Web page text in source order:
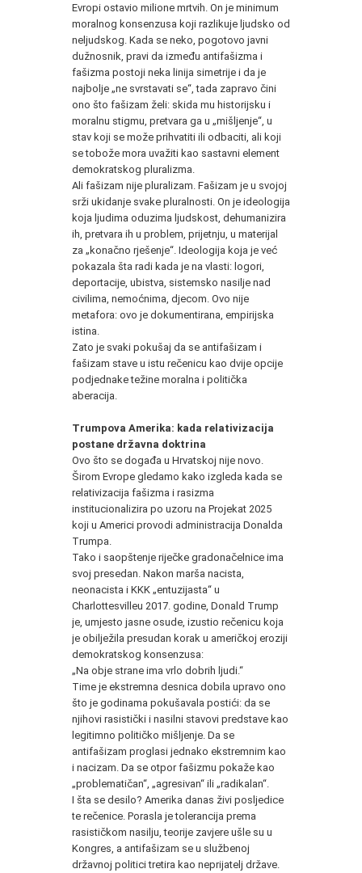
Evropi ostavio milione mrtvih. On je minimum
moralnog konsenzusa koji razlikuje ljudsko od
neljudskog. Kada se neko, pogotovo javni
dužnosnik, pravi da između antifašizma i
fašizma postoji neka linija simetrije i da je
najbolje „ne svrstavati se“, tada zapravo čini
ono što fašizam želi: skida mu historijsku i
moralnu stigmu, pretvara ga u „mišljenje“, u
stav koji se može prihvatiti ili odbaciti, ali koji
se tobože mora uvažiti kao sastavni element
demokratskog pluralizma.
Ali fašizam nije pluralizam. Fašizam je u svojoj
srži ukidanje svake pluralnosti. On je ideologija
koja ljudima oduzima ljudskost, dehumanizira
ih, pretvara ih u problem, prijetnju, u materijal
za „konačno rješenje“. Ideologija koja je već
pokazala šta radi kada je na vlasti: logori,
deportacije, ubistva, sistemsko nasilje nad
civilima, nemoćnima, djecom. Ovo nije
metafora: ovo je dokumentirana, empirijska
istina.
Zato je svaki pokušaj da se antifašizam i
fašizam stave u istu rečenicu kao dvije opcije
podjednake težine moralna i politička
aberacija.
Trumpova Amerika: kada relativizacija
postane državna doktrina
Ovo što se događa u Hrvatskoj nije novo.
Širom Evrope gledamo kako izgleda kada se
relativizacija fašizma i rasizma
institucionalizira po uzoru na Projekat 2025
koji u Americi provodi administracija Donalda
Trumpa.
Tako i saopštenje riječke gradonačelnice ima
svoj presedan. Nakon marša nacista,
neonacista i KKK „entuzijasta“ u
Charlottesvilleu 2017. godine, Donald Trump
je, umjesto jasne osude, izustio rečenicu koja
je obilježila presudan korak u američkoj eroziji
demokratskog konsenzusa:
„Na obje strane ima vrlo dobrih ljudi.“
Time je ekstremna desnica dobila upravo ono
što je godinama pokušavala postići: da se
njihovi rasistički i nasilni stavovi predstave kao
legitimno političko mišljenje. Da se
antifašizam proglasi jednako ekstremnim kao
i nacizam. Da se otpor fašizmu pokaže kao
„problematičan“, „agresivan“ ili „radikalan“.
I šta se desilo? Amerika danas živi posljedice
te rečenice. Porasla je tolerancija prema
rasističkom nasilju, teorije zavjere ušle su u
Kongres, a antifašizam se u službenoj
državnoj politici tretira kao neprijatelj države.